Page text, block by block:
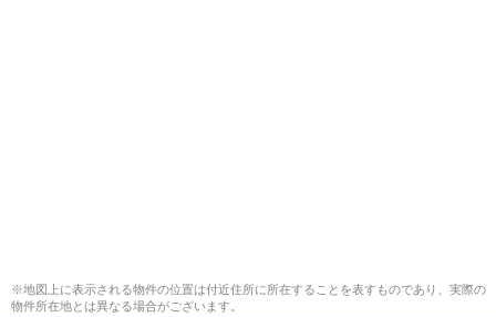
※地図上に表示される物件の位置は付近住所に所在することを表すものであり、実際の
物件所在地とは異なる場合がございます。